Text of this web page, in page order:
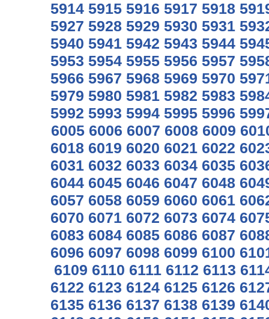
5914 5915 5916 5917 5918
5927 5928 5929 5930 5931
5940 5941 5942 5943 5944
5953 5954 5955 5956 5957
5966 5967 5968 5969 5970
5979 5980 5981 5982 5983
5992 5993 5994 5995 5996
6005 6006 6007 6008 6009
6018 6019 6020 6021 6022
6031 6032 6033 6034 6035
6044 6045 6046 6047 6048
6057 6058 6059 6060 6061
6070 6071 6072 6073 6074
6083 6084 6085 6086 6087
6096 6097 6098 6099 6100
6109 6110 6111 6112 6113
6122 6123 6124 6125 6126
6135 6136 6137 6138 6139